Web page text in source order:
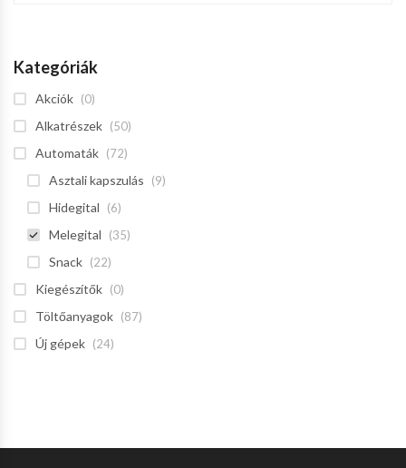
Kategóriák
Akciók (0)
Alkatrészek (50)
Automaták (72)
Asztali kapszulás (9)
Hidegital (6)
Melegital (35)
Snack (22)
Kiegészítők (0)
Töltőanyagok (87)
Új gépek (24)